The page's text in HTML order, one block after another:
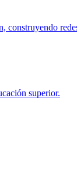
construyendo
superior.